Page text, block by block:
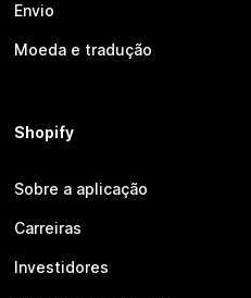
Envio
Moeda e tradução
Shopify
Sobre a aplicação
Carreiras
Investidores